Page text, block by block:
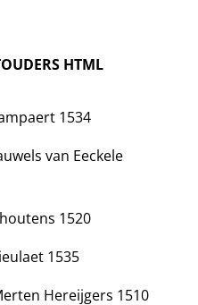
HTML
1534
van Eeckele
1520
1535
Hereijgers 1510